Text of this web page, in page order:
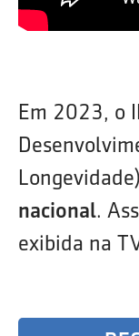
Em 2023, o
Longevidade)
nacional.
exibida na